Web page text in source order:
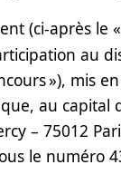
(ci-après le
au
»), mis
au capital
– 75012
le numéro